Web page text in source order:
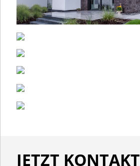
JETZT KONTAKT